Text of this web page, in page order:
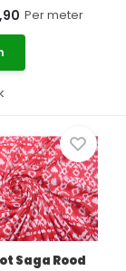
Per meter
Saga Rood